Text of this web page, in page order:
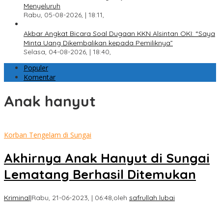
Menyeluruh
Rabu, 05-08-2026, | 18:11,
Akbar Angkat Bicara Soal Dugaan KKN Alsintan OKI: “Saya
Minta Uang Dikembalikan kepada Pemiliknya”
Selasa, 04-08-2026, | 18:40,
Populer
Komentar
Anak hanyut
Korban Tengelam di Sungai
Akhirnya Anak Hanyut di Sungai
Lematang Berhasil Ditemukan
Kriminal|Rabu, 21-06-2023, | 06:48,oleh safrullah lubai